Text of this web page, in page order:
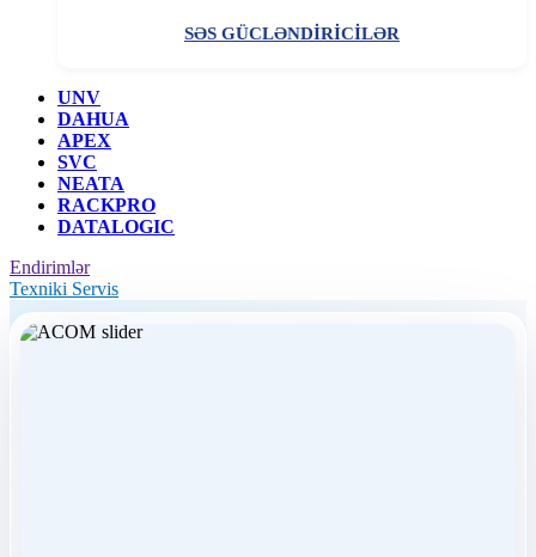
SƏS GÜCLƏNDİRİCİLƏR
UNV
DAHUA
APEX
SVC
NEATA
RACKPRO
DATALOGIC
Endirimlər
Texniki Servis